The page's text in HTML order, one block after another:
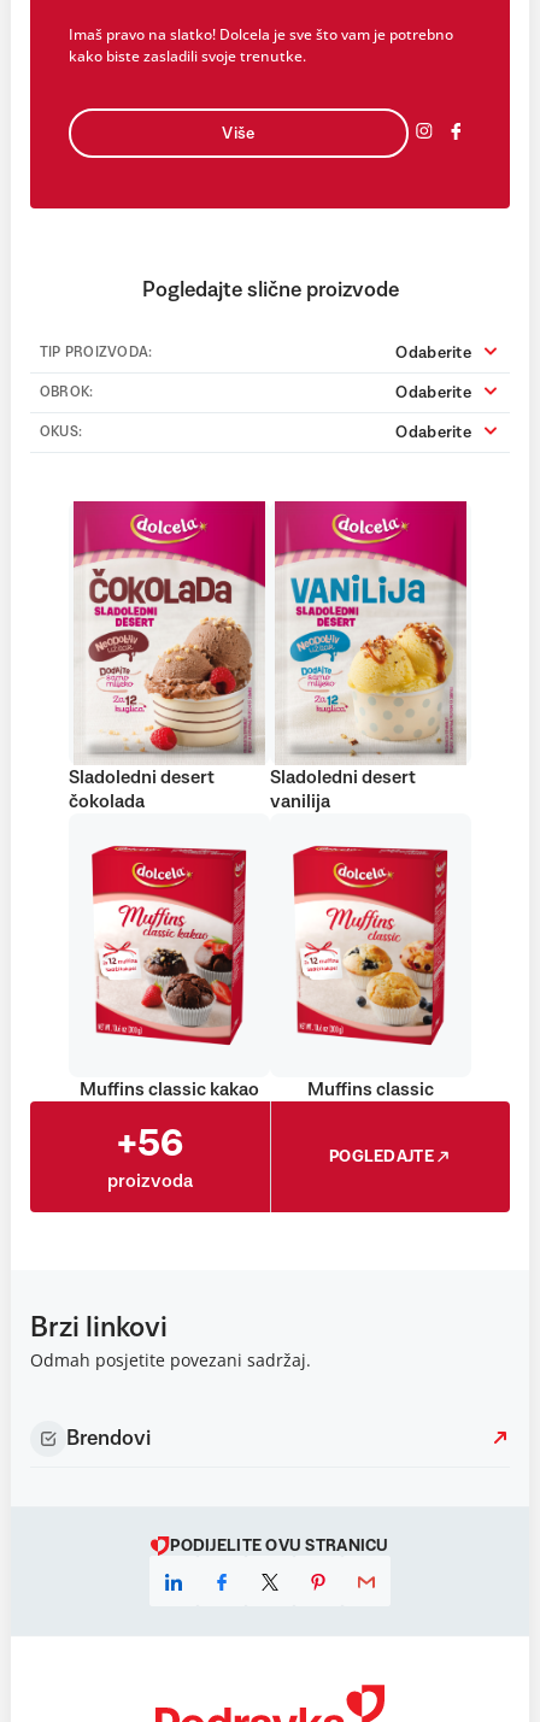
Imaš pravo na slatko! Dolcela je sve što vam je potrebno
kako biste zasladili svoje trenutke.
Više
Pogledajte slične proizvode
TIP PROIZVODA: Odaberite
OBROK: Odaberite
OKUS: Odaberite
Sladoledni desert
čokolada
Sladoledni desert
vanilija
Muffins classic kakao Muffins classic
+56
proizvoda
POGLEDAJTE
Brzi linkovi
Odmah posjetite povezani sadržaj.
Brendovi
PODIJELITE OVU STRANICU